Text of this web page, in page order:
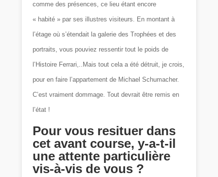
comme des présences, ce lieu étant encore
« habité » par ses illustres visiteurs. En montant à
l’étage où s’étendait la galerie des Trophées et des
portraits, vous pouviez ressentir tout le poids de
l’Histoire Ferrari,..Mais tout cela a été détruit, je crois,
pour en faire l’appartement de Michael Schumacher.
C’est vraiment dommage. Tout devrait être remis en
l’état !
Pour vous resituer dans
cet avant course, y-a-t-il
une attente particulière
vis-à-vis de vous ?